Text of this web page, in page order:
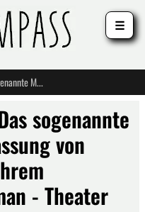
"GRM. Brainfuck - Das sogenannte Musical", Bühnenfassung von Sibylle Berg nach ihrem gleichnamigen Roman - Theater Dortmund
sogenannte
von
- Theater
☰